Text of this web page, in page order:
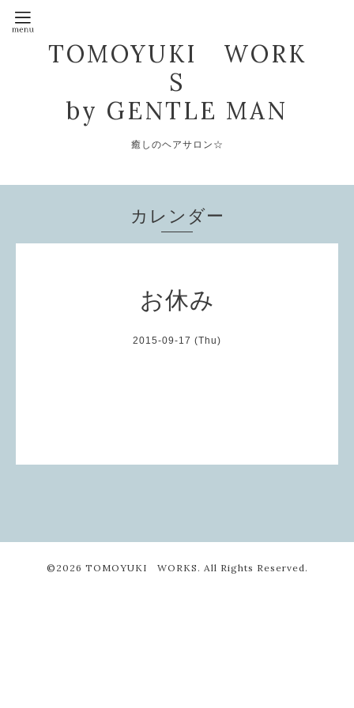
TOMOYUKI WORK
S
by GENTLE MAN
癒しのヘアサロン☆
カレンダー
お休み
2015-09-17 (Thu)
©2026 TOMOYUKI WORKS . All Rights Reserved.